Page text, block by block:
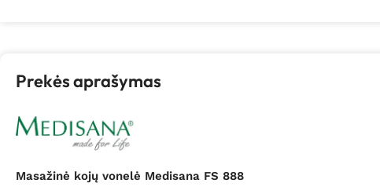
Prekės aprašymas
Masažinė kojų vonelė Medisana FS 888